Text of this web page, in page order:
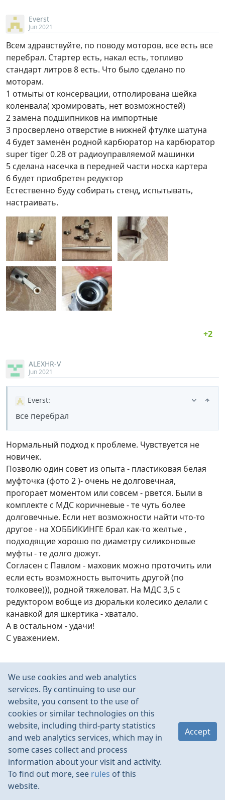
Everst
Jun 2021
Всем здравствуйте, по поводу моторов, все есть все
перебрал. Стартер есть, накал есть, топливо
стандарт литров 8 есть. Что было сделано по
моторам.
1 отмыты от консервации, отполирована шейка
коленвала( хромировать, нет возможностей)
2 замена подшипников на импортные
3 просверлено отверстие в нижней фтулке шатуна
4 будет заменён родной карбюратор на карбюратор
super tiger 0.28 от радиоуправляемой машинки
5 сделана насечка в передней части носка картера
6 будет приобретен редуктор
Естественно буду собирать стенд, испытывать,
настраивать.
ALEXHR-V
Jun 2021
Everst:
все перебрал
Нормальный подход к проблеме. Чувствуется не
новичек.
Позволю один совет из опыта - пластиковая белая
муфточка (фото 2 )- очень не долговечная,
прогорает моментом или совсем - рвется. Были в
комплекте с МДС коричневые - те чуть более
долговечные. Если нет возможности найти что-то
другое - на ХОББИКИНГЕ брал как-то желтые ,
подходящие хорошо по диаметру силиконовые
муфты - те долго дюжут.
Согласен с Павлом - маховик можно проточить или
если есть возможность выточить другой (по
толковее))), родной тяжеловат. На МДС 3,5 с
редуктором вобще из дюральки колесико делали с
канавкой для шкертика - хватало.
А в остальном - удачи!
С уважением.
ZigZag_ZZ
Jun 2021
Муфточку нужно от авто купить, там они годные, у
меня на машинках годами ходили…
спросить Али "Силиконовый Соединительный
адаптер для выхлопной трубы, резиновая муфта для
1/8 Nitro RC Car "
Ну, т.к. наука уже сами знаете… то сейчас заводят эл.
стартёром, колечко так и остаётся на модели, поднёс
We use cookies and web analytics
services. By continuing to use our
website, you consent to the use of
cookies or similar technologies on this
website, including third-party statistics
and web analytics services, which may in
some cases collect and process
information about your visit and activity.
To find out more, see rules of this
website.
Accept